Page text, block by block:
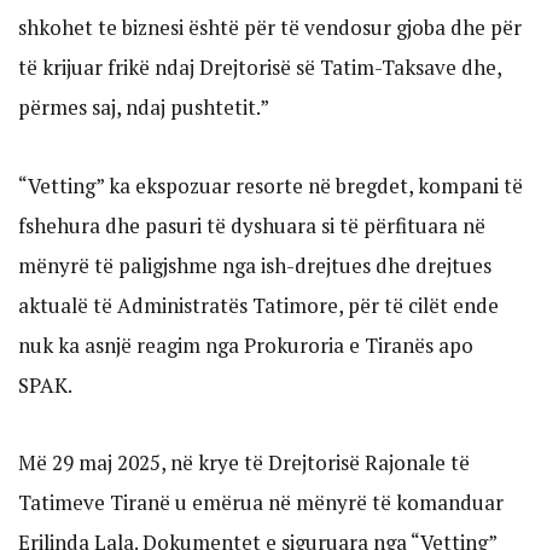
shkohet te biznesi është për të vendosur gjoba dhe për
të krijuar frikë ndaj Drejtorisë së Tatim-Taksave dhe,
përmes saj, ndaj pushtetit.”
“Vetting” ka ekspozuar resorte në bregdet, kompani të
fshehura dhe pasuri të dyshuara si të përfituara në
mënyrë të paligjshme nga ish-drejtues dhe drejtues
aktualë të Administratës Tatimore, për të cilët ende
nuk ka asnjë reagim nga Prokuroria e Tiranës apo
SPAK.
Më 29 maj 2025, në krye të Drejtorisë Rajonale të
Tatimeve Tiranë u emërua në mënyrë të komanduar
Erilinda Lala. Dokumentet e siguruara nga “Vetting”